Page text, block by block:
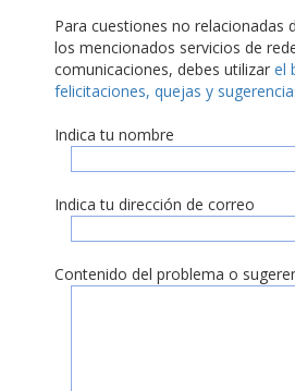
Para cuestiones no relacionadas
los mencionados servicios de
comunicaciones, debes utilizar el
felicitaciones, quejas y
Indica tu nombre
Indica tu dirección de correo
Contenido del problema o